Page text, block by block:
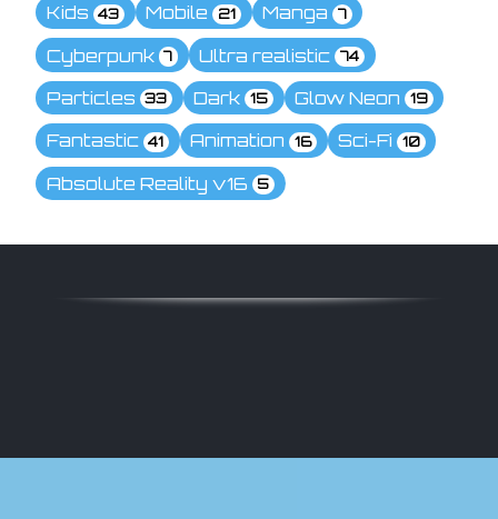
Kids 43 Mobile 21 Manga 7
Cyberpunk 7 Ultra realistic 74
Particles 33 Dark 15 Glow Neon 19
Fantastic 41 Animation 16 Sci-Fi 10
Absolute Reality v16 5